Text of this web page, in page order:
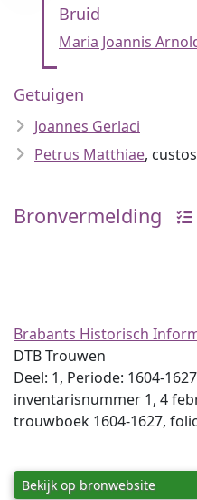
Bruid
Maria Joannis
Getuigen
Joannes Gerlaci
Petrus Matthiae,
Bronvermelding
Brabants Historisch
DTB Trouwen
Deel: 1, Periode: 1604-
inventaris­num­mer 1, 4
trouwboek 1604-1627,
Bekijk op bronwebsite